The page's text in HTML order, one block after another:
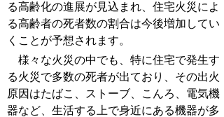
る高齢化の進展が見込まれ、住宅火災によ
る高齢者の死者数の割合は今後増加してい
くことが予想されます。
様々な火災の中でも、特に住宅で発生す
る火災で多数の死者が出ており、その出火
原因はたばこ、ストーブ、こんろ、電気機
器など、生活する上で身近にある機器が多